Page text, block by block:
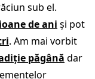
sub el.
de ani și pot
. Am mai vorbit
păgână dar